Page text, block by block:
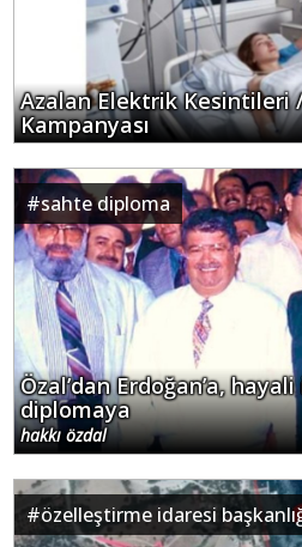
Azalan Elektrik Kesintileri
Kampanyası
#sahte diploma
Özal’dan Erdoğan’a,
diplomaya
hakkı özdal
#özelleştirme idaresi